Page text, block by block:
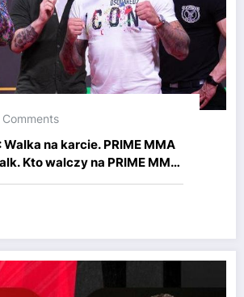
Comments
Walka na karcie. PRIME MMA
Kto walczy na PRIME MMA
Express